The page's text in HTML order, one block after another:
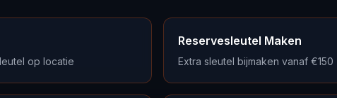
op locatie
Reservesleutel Maken
Extra sleutel bijmaken vanaf €150